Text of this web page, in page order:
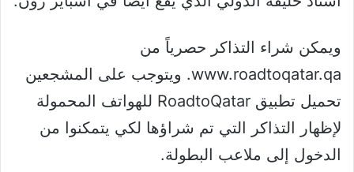
ويمكن شراء التذاكر حصرياً من
www.roadtoqatar.qa. ويتوجب على المشجعين
تحميل تطبيق RoadtoQatar للهواتف المحمولة
لإظهار التذاكر التي تم شراؤها لكي يتمكنوا من
الدخول إلى ملاعب البطولة.